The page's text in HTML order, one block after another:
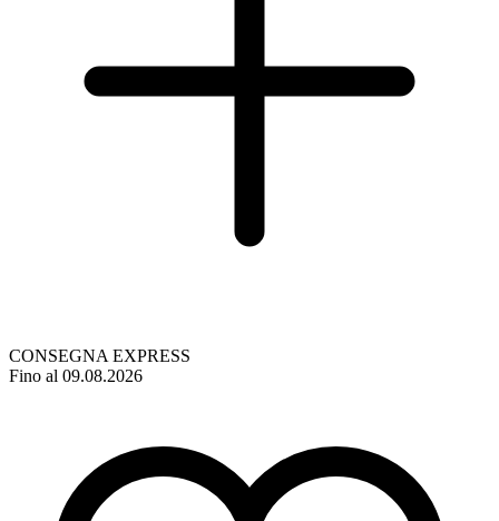
CONSEGNA EXPRESS
Fino al 09.08.2026